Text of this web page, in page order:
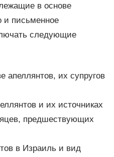
в основе
и письменное
следующие
их супругов
и их источниках
предшествующих
в Израиль и вид